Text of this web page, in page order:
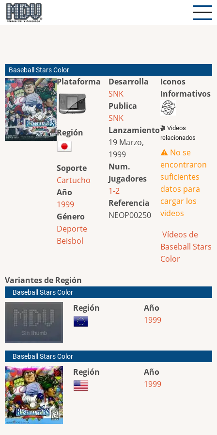
Pasar
al
Baseball Stars Color
Plataforma
Región
Soporte
Cartucho
Año
1999
Género
Deporte
Beisbol
Desarrolla
SNK
Publica
SNK
Lanzamiento
19 Marzo,
1999
Num.
Jugadores
1-2
Referencia
NEOP00250
Iconos
Informativos
🎬 Videos
relacionados
⚠️ No se
encontraron
suficientes
datos para
cargar los
videos
Vídeos de
Baseball Stars
Color
Variantes de Región
Baseball Stars Color
Región
Año
1999
Baseball Stars Color
Región
Año
1999